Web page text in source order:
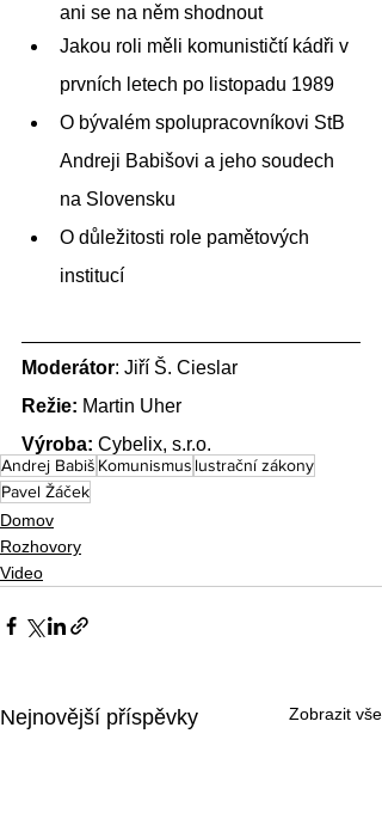
ani se na něm shodnout
Jakou roli měli komunističtí kádři v
prvních letech po listopadu 1989
O bývalém spolupracovníkovi StB
Andreji Babišovi a jeho soudech
na Slovensku
O důležitosti role pamětových
institucí
Moderátor: Jiří Š. Cieslar
Režie: Martin Uher
Výroba: Cybelix, s.r.o.
Andrej Babiš Komunismus lustrační zákony
Pavel Žáček
Domov
Rozhovory
Video
Nejnovější příspěvky Zobrazit vše